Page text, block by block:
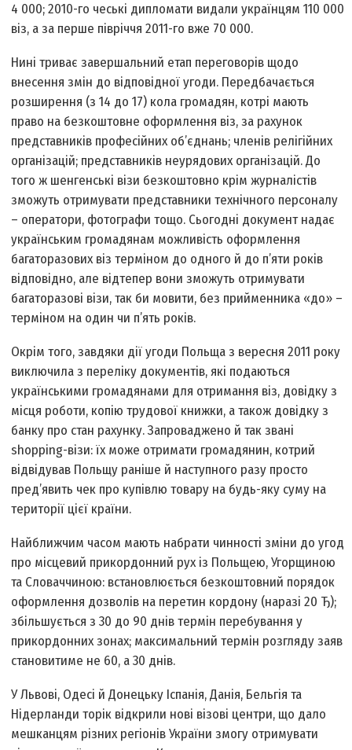
4 000; 2010-го чеські дипломати видали українцям 110 000
віз, а за перше півріччя 2011-го вже 70 000.
Нині триває завершальний етап переговорів щодо
внесення змін до відповідної угоди. Передбачається
розширення (з 14 до 17) кола громадян, котрі мають
право на безкоштовне оформлення віз, за рахунок
представників професійних об’єднань; членів релігійних
організацій; представників неурядових організацій. До
того ж шенгенські візи безкоштовно крім журналістів
зможуть отримувати представники технічного персоналу
– оператори, фотографи тощо. Сьогодні документ надає
українським громадянам можливість оформлення
багаторазових віз терміном до одного й до п’яти років
відповідно, але відтепер вони зможуть отримувати
багаторазові візи, так би мовити, без прийменника «до» –
терміном на один чи п’ять років.
Окрім того, завдяки дії угоди Польща з вересня 2011 року
виключила з переліку документів, які подаються
українськими громадянами для отримання віз, довідку з
місця роботи, копію трудової книжки, а також довідку з
банку про стан рахунку. Запроваджено й так звані
shopping-візи: їх може отримати громадянин, котрий
відвідував Польщу раніше й наступного разу просто
пред’явить чек про купівлю товару на будь-яку суму на
території цієї країни.
Найближчим часом мають набрати чинності зміни до угод
про місцевий прикордонний рух із Польщею, Угорщиною
та Словаччиною: встановлюється безкоштовний порядок
оформлення дозволів на перетин кордону (наразі 20 Ђ);
збільшується з 30 до 90 днів термін перебування у
прикордонних зонах; максимальний термін розгляду заяв
становитиме не 60, а 30 днів.
У Львові, Одесі й Донецьку Іспанія, Данія, Бельгія та
Нідерланди торік відкрили нові візові центри, що дало
мешканцям різних регіонів України змогу отримувати